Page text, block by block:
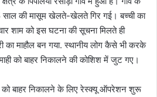
की मासूम खेलते-खेलते गिर गई। बच्ची का
शाम को इस घटना की सूचना मिलते ही
माहौल बन गया. स्थानीय लोग कैसे भी करके
को बाहर निकालने की कोशिश में जुट गए।
को बाहर निकालने के लिए रेस्क्यू ऑपरेशन शुरू